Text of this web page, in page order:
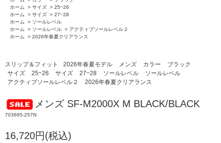
ホーム
> サイズ > 25~26
ホーム
> サイズ > 27~28
ホーム
> ソールレベル
ホーム
> ソールレベル > アクティブソールレベル２
ホーム
> 2026年春夏クリアランス
スリップ＆フィット 2026年春夏モデル メンズ カラー
ブラック
サイズ
25~26 サイズ 27~28 ソールレベル
ソールレベル
アクティブソールレベル２
2026年春夏クリアランス
メンズ SF-M2000X M BLACK/BLACK
703695-257N
16,720円(税込)